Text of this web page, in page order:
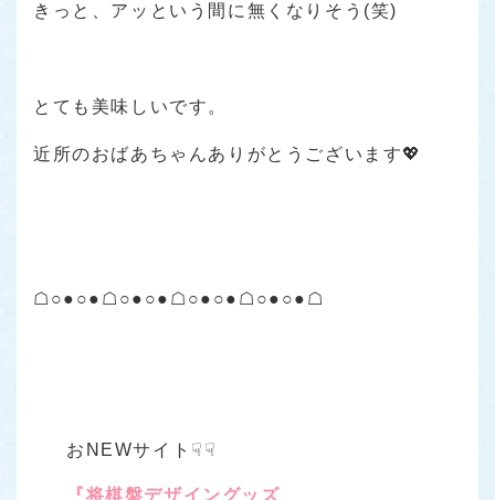
きっと、アッという間に無くなりそう(笑)
とても美味しいです。
近所のおばあちゃんありがとうございます💖
☖○●○●☖○●○●☖○●○●☖○●○●☖
おNEWサイト☟☟
『将棋盤デザイングッズ